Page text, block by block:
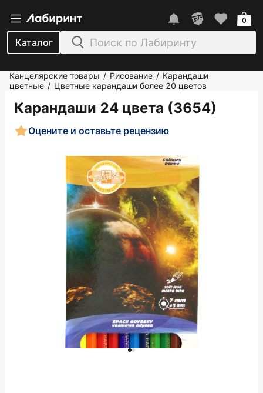
Каталог
0
Канцелярские товары / Рисование / Карандаши
цветные / Цветные карандаши более 20 цветов
Карандаши 24 цвета (3654)
Оцените и оставьте рецензию